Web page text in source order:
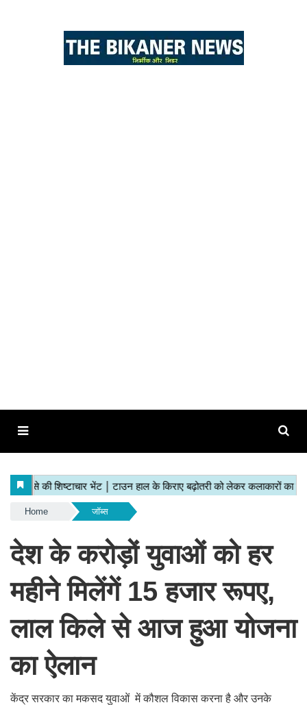
Home जॉब्स
देश के करोड़ों युवाओं को हर
महीने मिलेंगें 15 हजार रूपए,
लाल किले से आज हुआ योजना
का ऐलान
केंद्र सरकार का मकसद युवाओं में कौशल विकास करना है और उनके